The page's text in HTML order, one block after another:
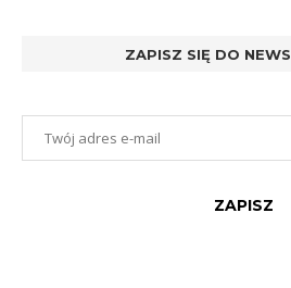
ZAPISZ SIĘ DO